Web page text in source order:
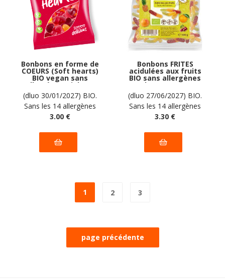
Bonbons en forme de
COEURS (Soft hearts)
BIO vegan sans
allergènes Biobon :
100g
(dluo 30/01/2027) BIO.
Sans les 14 allergènes
majeurs
3.00 €
Bonbons FRITES
acidulées aux fruits
BIO sans allergènes
Pural : 100 grammes
(dluo 27/06/2027) BIO.
Sans les 14 allergènes
majeurs
3.30 €
1 2 3